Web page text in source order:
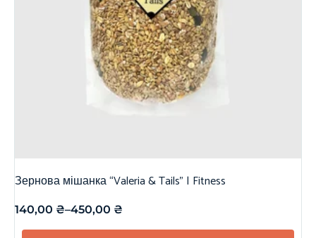
Зернова мішанка “Valeria & Tails” | Fitness
140,00 ₴–450,00 ₴